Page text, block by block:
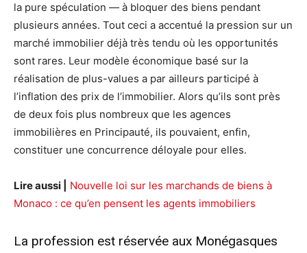
la pure spéculation — à bloquer des biens pendant
plusieurs années. Tout ceci a accentué la pression sur un
marché immobilier déjà très tendu où les opportunités
sont rares. Leur modèle économique basé sur la
réalisation de plus-values a par ailleurs participé à
l’inflation des prix de l’immobilier. Alors qu’ils sont près
de deux fois plus nombreux que les agences
immobilières en Principauté, ils pouvaient, enfin,
constituer une concurrence déloyale pour elles.
Lire aussi |
Nouvelle loi sur les marchands de biens à
Monaco : ce qu’en pensent les agents immobiliers
La profession est réservée aux Monégasques